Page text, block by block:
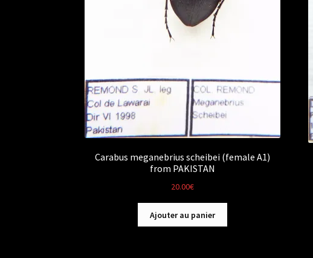
Carabus meganebrius scheibei (female A1)
from PAKISTAN
20.00€
Ajouter au panier